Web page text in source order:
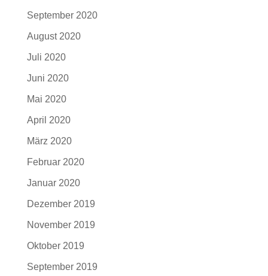
September 2020
August 2020
Juli 2020
Juni 2020
Mai 2020
April 2020
März 2020
Februar 2020
Januar 2020
Dezember 2019
November 2019
Oktober 2019
September 2019